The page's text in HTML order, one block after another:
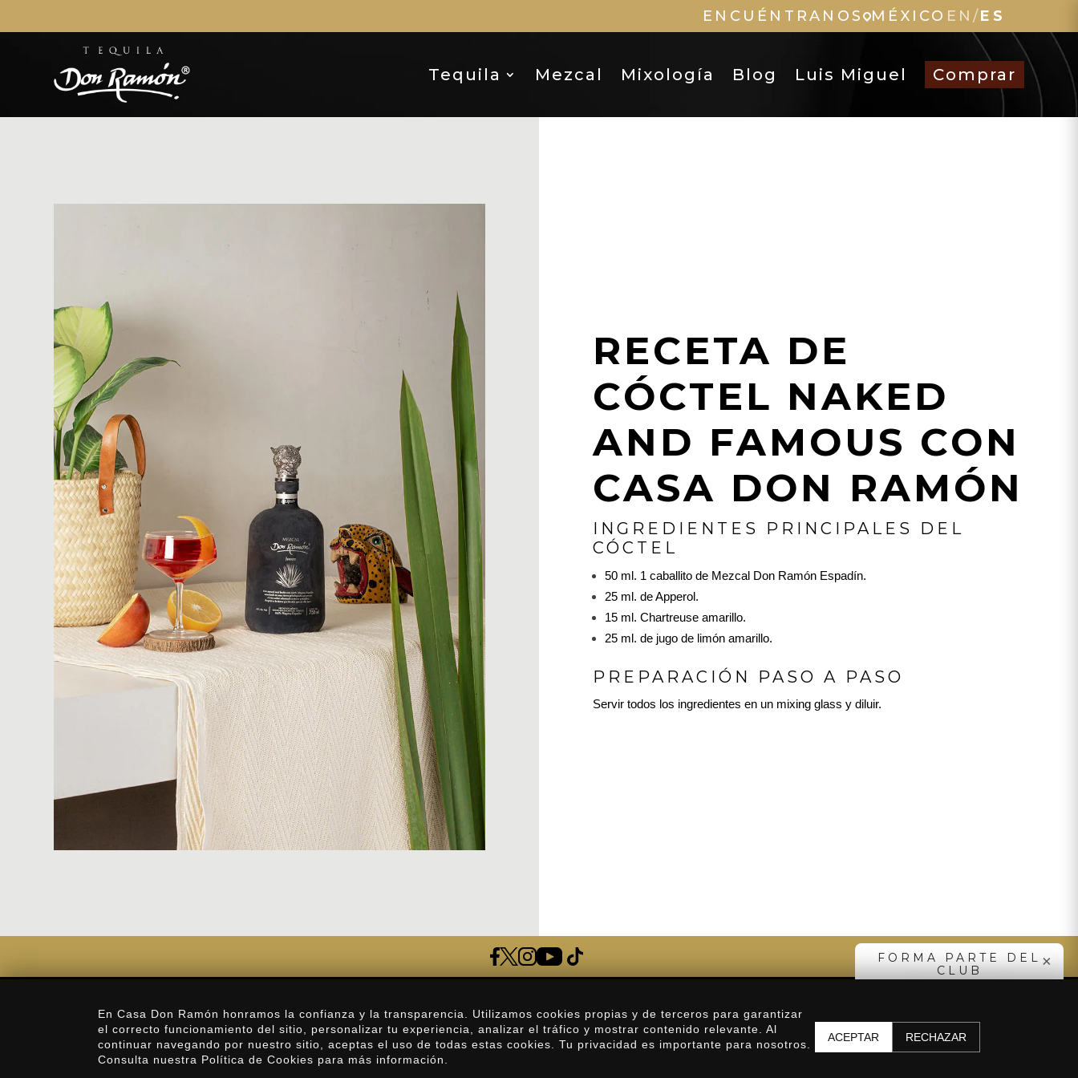
ENCUÉNTRANOS MÉXICO EN/ES
Tequila Mezcal Mixología Blog Luis Miguel Comprar
RECETA DE
CÓCTEL NAKED
AND FAMOUS CON
CASA DON RAMÓN
INGREDIENTES PRINCIPALES DEL
CÓCTEL
50 ml. 1 caballito de Mezcal Don Ramón Espadín.
25 ml. de Apperol.
15 ml. Chartreuse amarillo.
25 ml. de jugo de limón amarillo.
PREPARACIÓN PASO A PASO
Servir todos los ingredientes en un mixing glass y diluir.
Aviso de Privacidad Preguntas Frecuentes
Nuestra Historia Contacto
×
FORMA PARTE DEL
CLUB
SUSCRIBIRME
En Casa Don Ramón honramos la confianza y la transparencia. Utilizamos cookies propias y de terceros para garantizar
el correcto funcionamiento del sitio, personalizar tu experiencia, analizar el tráfico y mostrar contenido relevante. Al
continuar navegando por nuestro sitio, aceptas el uso de todas estas cookies. Tu privacidad es importante para nosotros.
Consulta nuestra Política de Cookies para más información.
ACEPTAR
RECHAZAR